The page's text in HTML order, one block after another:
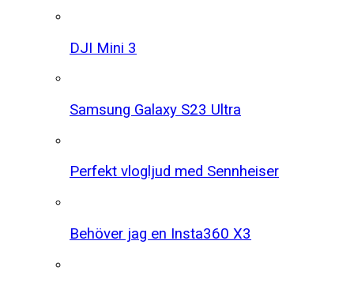
DJI Mini 3
Samsung Galaxy S23 Ultra
Perfekt vlogljud med Sennheiser
Behöver jag en Insta360 X3